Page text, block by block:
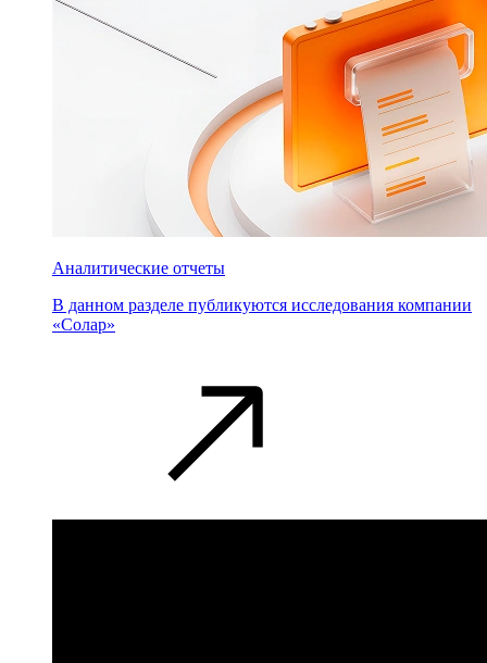
Аналитические отчеты
В данном разделе публикуются исследования компании
«Солар»